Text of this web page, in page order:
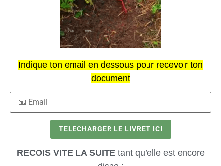
Indique ton email en dessous pour recevoir ton
document
RECOIS VITE LA SUITEtant qu’elle est encore